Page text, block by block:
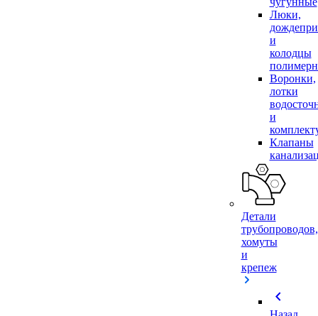
Люки,
и
колодцы
Воронки,
лотки
и
Клапаны
Детали
трубопроводов,
хомуты
и
крепеж
chevron_left